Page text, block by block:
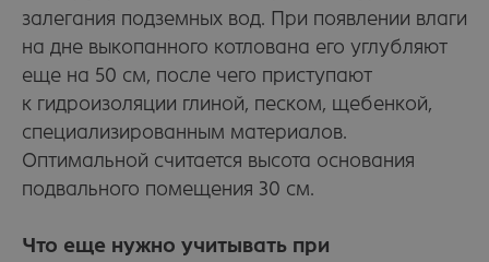
залегания подземных вод. При появлении влаги
на дне выкопанного котлована его углубляют
еще на 50 см, после чего приступают
к гидроизоляции глиной, песком, щебенкой,
специализированным материалов.
Оптимальной считается высота основания
подвального помещения 30 см.
Что еще нужно учитывать при